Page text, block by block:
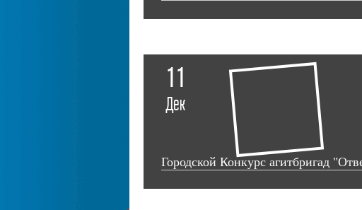
11
Дек
Городской Конкурс агитбригад